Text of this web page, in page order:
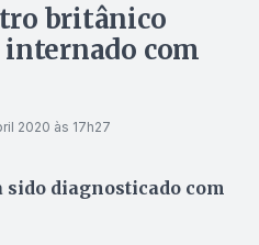
britânico
internado com
2020 às 17h27
diagnosticado com